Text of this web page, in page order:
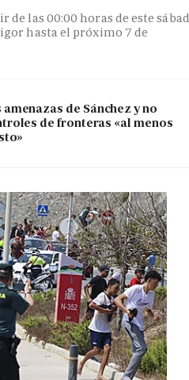
de las 00:00 horas de este
hasta el próximo 7 de
de Sánchez y no
de fronteras «al menos